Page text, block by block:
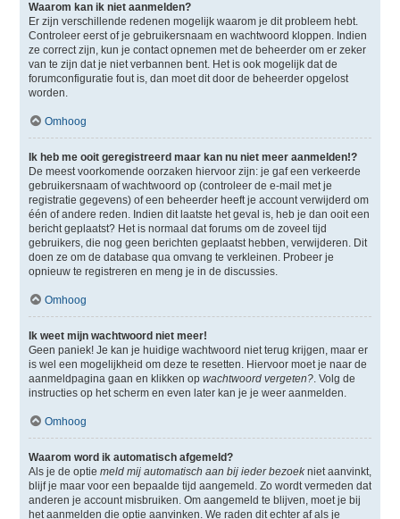
Waarom kan ik niet aanmelden?
Er zijn verschillende redenen mogelijk waarom je dit probleem hebt.
Controleer eerst of je gebruikersnaam en wachtwoord kloppen. Indien
ze correct zijn, kun je contact opnemen met de beheerder om er zeker
van te zijn dat je niet verbannen bent. Het is ook mogelijk dat de
forumconfiguratie fout is, dan moet dit door de beheerder opgelost
worden.
Omhoog
Ik heb me ooit geregistreerd maar kan nu niet meer aanmelden!?
De meest voorkomende oorzaken hiervoor zijn: je gaf een verkeerde
gebruikersnaam of wachtwoord op (controleer de e-mail met je
registratie gegevens) of een beheerder heeft je account verwijderd om
één of andere reden. Indien dit laatste het geval is, heb je dan ooit een
bericht geplaatst? Het is normaal dat forums om de zoveel tijd
gebruikers, die nog geen berichten geplaatst hebben, verwijderen. Dit
doen ze om de database qua omvang te verkleinen. Probeer je
opnieuw te registreren en meng je in de discussies.
Omhoog
Ik weet mijn wachtwoord niet meer!
Geen paniek! Je kan je huidige wachtwoord niet terug krijgen, maar er
is wel een mogelijkheid om deze te resetten. Hiervoor moet je naar de
aanmeldpagina gaan en klikken op wachtwoord vergeten?. Volg de
instructies op het scherm en even later kan je je weer aanmelden.
Omhoog
Waarom word ik automatisch afgemeld?
Als je de optie meld mij automatisch aan bij ieder bezoekniet aanvinkt,
blijf je maar voor een bepaalde tijd aangemeld. Zo wordt vermeden dat
anderen je account misbruiken. Om aangemeld te blijven, moet je bij
het aanmelden die optie aanvinken. We raden dit echter af als je